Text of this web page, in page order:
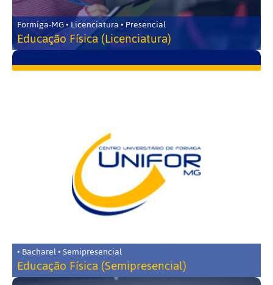
Formiga-MG • Licenciatura • Presencial
Educação Física (Licenciatura)
• Bacharel • Semipresencial
Educação Física (Semipresencial)